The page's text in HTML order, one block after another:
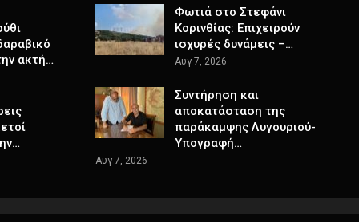
ακτή…
Φωτιά στο Στεφάνι
Κορινθίας: Επιχειρούν
ισχυρές δυνάμεις –…
Αυγ 7, 2026
Συντήρηση και
αποκατάσταση της
παράκαμψης Λυγουριού-
Υπογραφή…
Αυγ 7, 2026